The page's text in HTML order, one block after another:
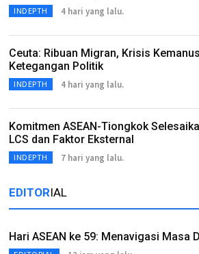
INDEPTH 4 hari yang lalu.
Ceuta: Ribuan Migran, Krisis
Ketegangan Politik
INDEPTH 4 hari yang lalu.
Komitmen ASEAN-Tiongkok
LCS dan Faktor Eksternal
INDEPTH 7 hari yang lalu.
EDITORIAL
Hari ASEAN ke 59: Menavigasi Masa